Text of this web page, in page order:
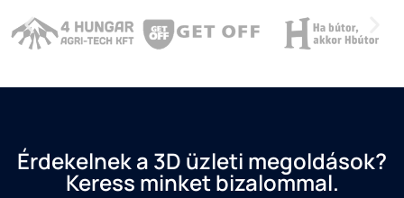
Érdekelnek a 3D üzleti megoldások?
Keress minket bizalommal.